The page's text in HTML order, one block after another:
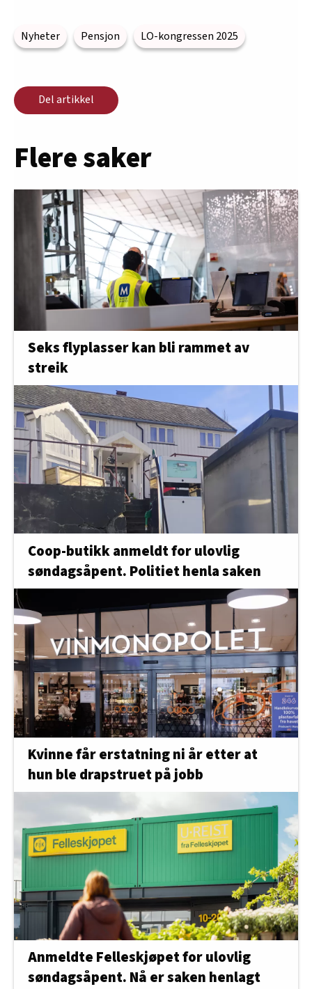
Nyheter Pensjon LO-kongressen 2025
Del artikkel
Flere saker
Seks flyplasser kan bli rammet av
streik
Coop-butikk anmeldt for ulovlig
søndagsåpent. Politiet henla saken
Kvinne får erstatning ni år etter at
hun ble drapstruet på jobb
Anmeldte Felleskjøpet for ulovlig
søndagsåpent. Nå er saken henlagt